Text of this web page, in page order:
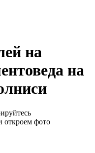
на
на
откроем фото